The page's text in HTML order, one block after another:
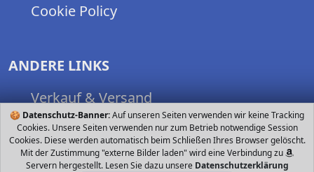
🍪 Datenschutz-Banner:Auf unseren Seiten verwenden wir keine Tracking
Cookies. Unsere Seiten verwenden nur zum Betrieb notwendige Session
Cookies. Diese werden automatisch beim Schließen Ihres Browser gelöscht.
Mit der Zustimmung "externe Bilder laden" wird eine Verbindung zu
Servern hergestellt. Lesen Sie dazu unsere Datenschutzerklärung
Cookie Policy
ANDERE LINKS
Verkauf & Versand
Nutzungsbedingungen
Spielsachen finden